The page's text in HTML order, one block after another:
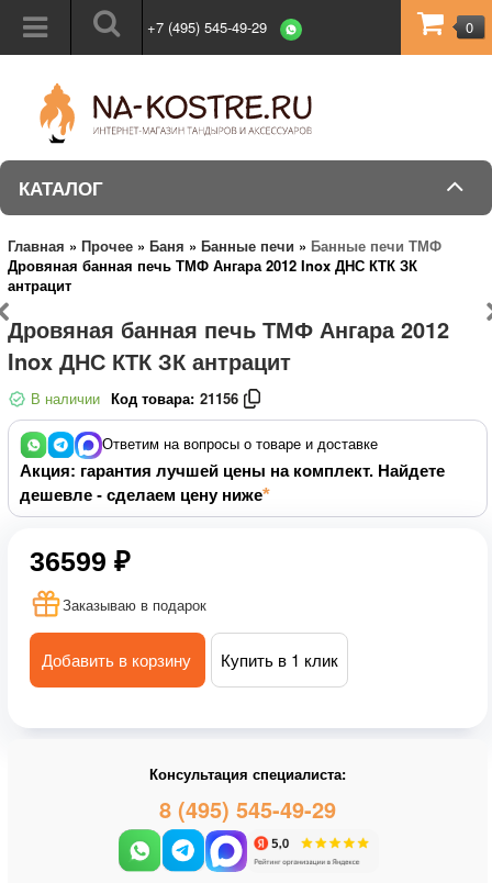
+7 (495) 545-49-29 0
КАТАЛОГ
Главная » Прочее » Баня » Банные печи » Банные печи ТМФ
Дровяная банная печь ТМФ Ангара 2012 Inox ДНС КТК ЗК
антрацит
Дровяная банная печь ТМФ Ангара 2012
Inox ДНС КТК ЗК антрацит
В наличии Код товара: 21156
Ответим на вопросы о товаре и доставке
Акция: гарантия лучшей цены на комплект. Найдете
дешевле - сделаем цену ниже
36599 ₽
Заказываю в подарок
Добавить в корзину Купить в 1 клик
Консультация специалиста:
8 (495) 545-49-29